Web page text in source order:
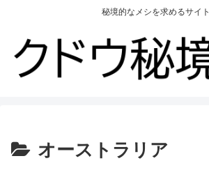
秘境的なメシを求めるサイト
オーストラリア